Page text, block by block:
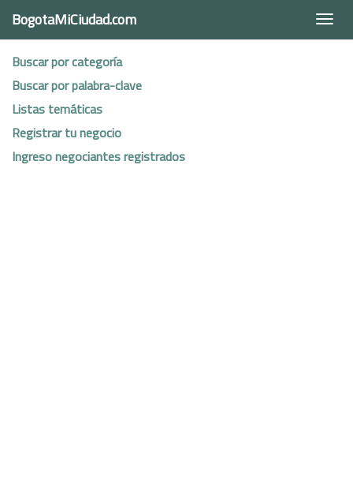
BogotaMiCiudad.com
Buscar por categoría
Buscar por palabra-clave
Listas temáticas
Registrar tu negocio
Ingreso negociantes registrados